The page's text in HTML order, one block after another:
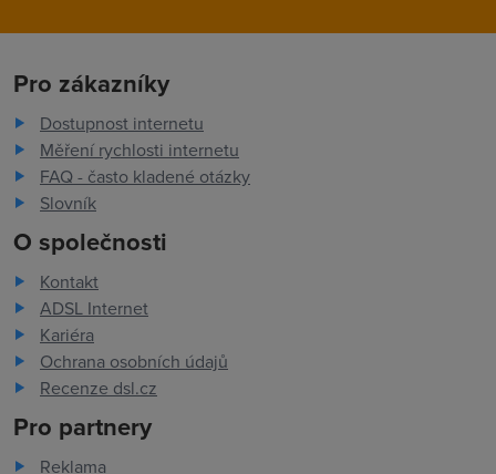
Pro zákazníky
Dostupnost internetu
Měření rychlosti internetu
FAQ - často kladené otázky
Slovník
O společnosti
Kontakt
ADSL Internet
Kariéra
Ochrana osobních údajů
Recenze dsl.cz
Pro partnery
Reklama